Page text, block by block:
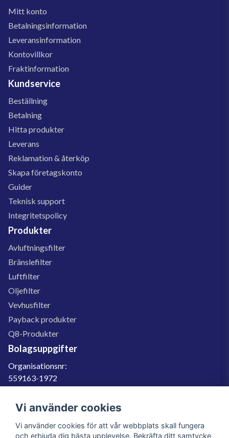
Mitt konto
Betalningsinformation
Leveransinformation
Kontovillkor
Fraktinformation
Kundservice
Beställning
Betalning
Hitta produkter
Leverans
Reklamation & återköp
Skapa företagskonto
Guider
Teknisk support
Integritetspolicy
Produkter
Avluftningsfilter
Bränslefilter
Luftfilter
Oljefilter
Vevhusfilter
Payback produkter
Q8-Produkter
Bolagsuppgifter
Organisationsnr:
559163-1972
SE559163197201
060-566 800
Vi använder cookies
Vi använder cookies för att vår webbplats skall fungera
och erbjuda dig bästa upplevelse. Bekräfta ditt samtycke